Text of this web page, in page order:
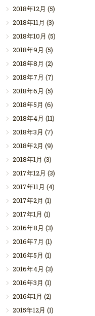
2018年12月 (5)
2018年11月 (3)
2018年10月 (5)
2018年9月 (5)
2018年8月 (2)
2018年7月 (7)
2018年6月 (5)
2018年5月 (6)
2018年4月 (11)
2018年3月 (7)
2018年2月 (9)
2018年1月 (3)
2017年12月 (3)
2017年11月 (4)
2017年2月 (1)
2017年1月 (1)
2016年8月 (3)
2016年7月 (1)
2016年5月 (1)
2016年4月 (3)
2016年3月 (1)
2016年1月 (2)
2015年12月 (1)